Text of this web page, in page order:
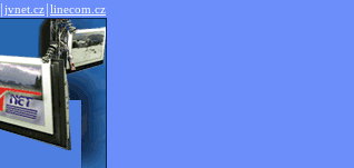
|jvnet.cz|linecom.cz